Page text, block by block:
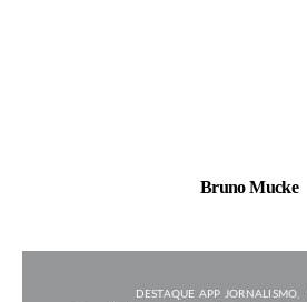
Bruno Mucke
DESTAQUE APP JORNALISMO